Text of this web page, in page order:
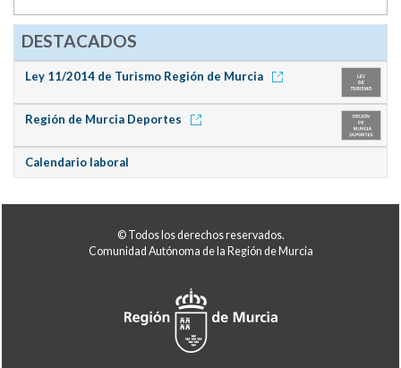
DESTACADOS
Ley 11/2014 de Turismo Región de Murcia
Región de Murcia Deportes
Calendario laboral
© Todos los derechos reservados.
Comunidad Autónoma de la Región de Murcia